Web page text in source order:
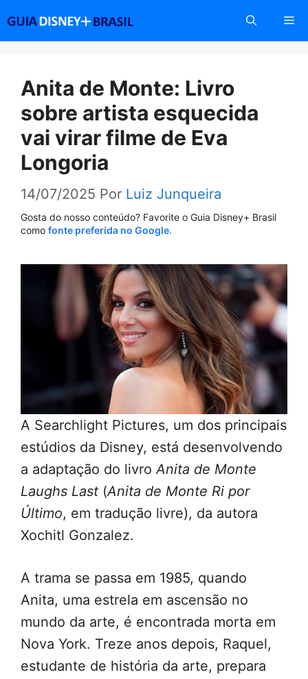
conteúdo
Anita de Monte: Livro
sobre artista esquecida
vai virar filme de Eva
Longoria
14/07/2025 Por Luiz Junqueira
Gosta do nosso conteúdo? Favorite o Guia Disney+ Brasil
como fonte preferida no Google.
A Searchlight Pictures, um dos principais
estúdios da Disney, está desenvolvendo
a adaptação do livroAnita de Monte
Laughs Last (Anita de Monte Ri por
Último, em tradução livre), da autora
Xochitl Gonzalez.
A trama se passa em 1985, quando
Anita, uma estrela em ascensão no
mundo da arte, é encontrada morta em
Nova York. Treze anos depois, Raquel,
estudante de história da arte, prepara